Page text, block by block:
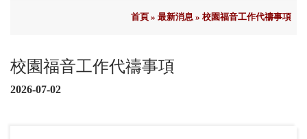
首頁 » 最新消息 » 校園福音工作代禱事項
校園福音工作代禱事項
2026-07-02